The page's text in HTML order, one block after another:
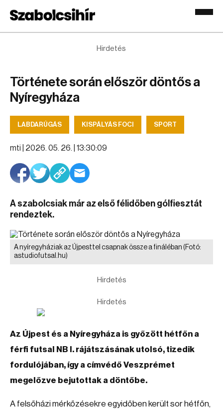
Hirdetés
Története során először döntős a
Nyíregyháza
LABDARÚGÁS KISPÁLYÁS FOCI SPORT
mti | 2026. 05. 26. | 13:30:09
A szabolcsiak már az első félidőben gólfiesztát
rendeztek.
A nyíregyháziak az Újpesttel csapnak össze a fináléban (Fotó:
astudiofutsal.hu)
Hirdetés
Hirdetés
Az Újpest és a Nyíregyháza is győzött hétfőn a
férfi futsal NB I. rájátszásának utolsó, tizedik
fordulójában, így a címvédő Veszprémet
megelőzve bejutottak a döntőbe.
A felsőházi mérkőzésekre egyidőben került sor hétfőn,